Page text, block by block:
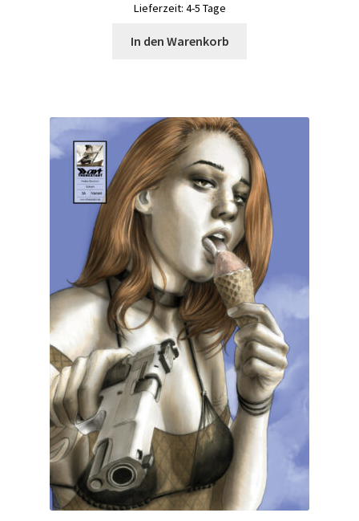
Lieferzeit: 4-5 Tage
In den Warenkorb